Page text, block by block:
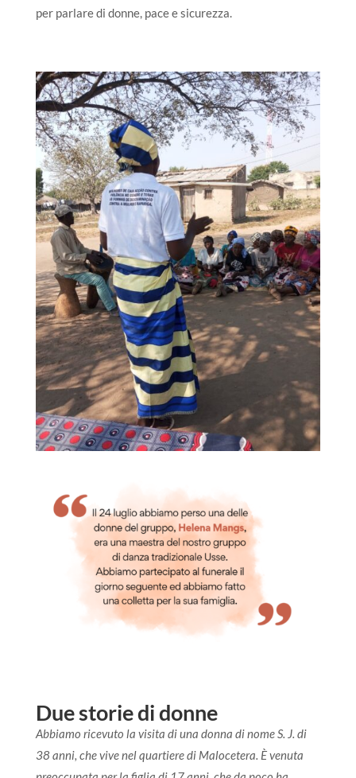
per parlare di donne, pace e sicurezza.
Due storie di donne
Abbiamo ricevuto la visita di una donna di nome S. J. di
38 anni, che vive nel quartiere di Malocetera. È venuta